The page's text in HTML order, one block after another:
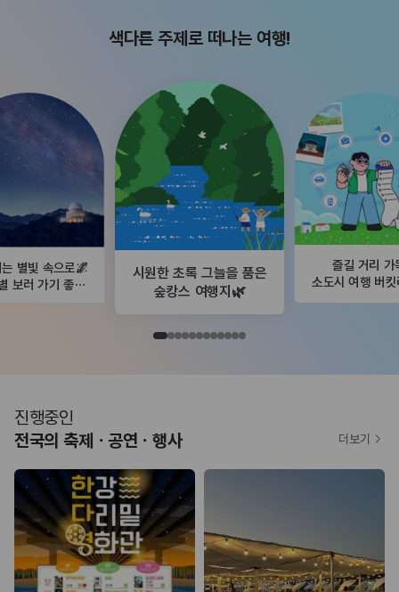
색다른 주제로 떠나는 여행!
별빛 속으로🌌
보러 가기 좋은
시원한 초록 그늘을 품은
숲캉스 여행지🌿
즐길 거리 가
소도시 여행 버킷
진행중인
전국의 축제ㆍ공연ㆍ행사
더보기